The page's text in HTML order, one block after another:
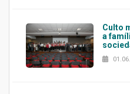
Culto
a